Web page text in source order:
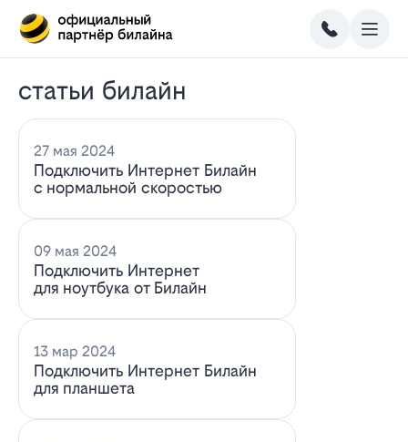
статьи билайн
27 мая 2024
Подключить Интернет Билайн
с нормальной скоростью
09 мая 2024
Подключить Интернет
для ноутбука от Билайн
13 мар 2024
Подключить Интернет Билайн
для планшета